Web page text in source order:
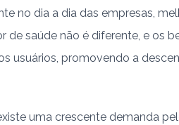
no dia a dia das empresas,
de saúde não é diferente, e os
usuários, promovendo a
uma crescente demanda